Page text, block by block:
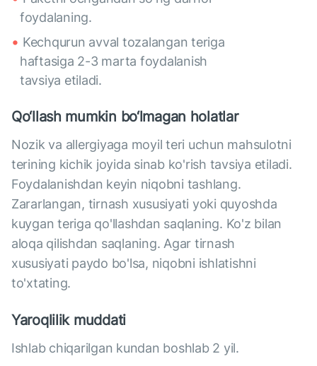
foydalaning.
Kechqurun avval tozalangan teriga
haftasiga 2-3 marta foydalanish
tavsiya etiladi.
Qo‘llash mumkin bo‘lmagan holatlar
Nozik va allergiyaga moyil teri uchun mahsulotni
terining kichik joyida sinab ko'rish tavsiya etiladi.
Foydalanishdan keyin niqobni tashlang.
Zararlangan, tirnash xususiyati yoki quyoshda
kuygan teriga qo'llashdan saqlaning. Ko'z bilan
aloqa qilishdan saqlaning. Agar tirnash
xususiyati paydo bo'lsa, niqobni ishlatishni
to'xtating.
Yaroqlilik muddati
Ishlab chiqarilgan kundan boshlab 2 yil.